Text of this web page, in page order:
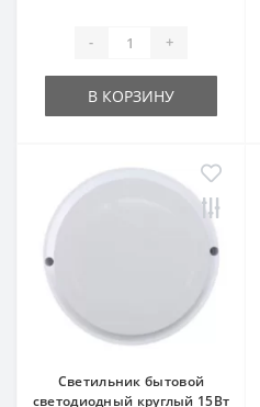
- +
В КОРЗИНУ
Светильник бытовой
светодиодный круглый 15Вт